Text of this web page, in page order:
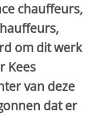
chauffeurs,
om dit werk
Kees
van deze
dat er